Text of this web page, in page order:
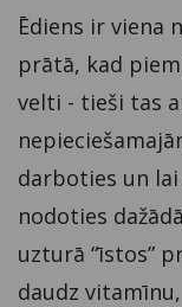
Ēdiens ir viena
prātā, kad
velti - tieši tas
darboties un
nodoties
uzturā “īstos”
daudz